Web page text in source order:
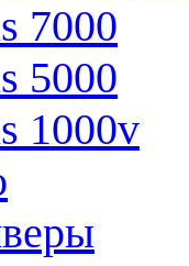
7000
5000
1000v